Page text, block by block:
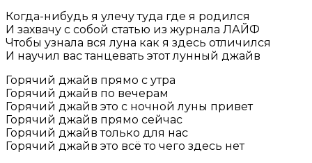
Когда-нибудь я улечу туда где я родился
И захвачу с собой статью из журнала ЛАЙФ
Чтобы узнала вся луна как я здесь отличился
И научил вас танцевать этот лунный джайв
Горячий джайв прямо с утра
Горячий джайв по вечерам
Горячий джайв это с ночной луны привет
Горячий джайв прямо сейчас
Горячий джайв только для нас
Горячий джайв это всё то чего здесь нет